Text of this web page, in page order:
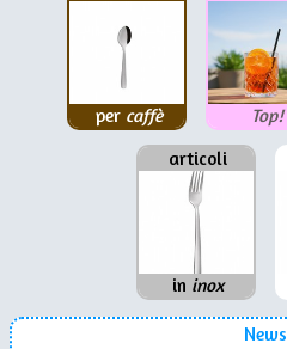
per caffè Top!
articoli
in inox
News